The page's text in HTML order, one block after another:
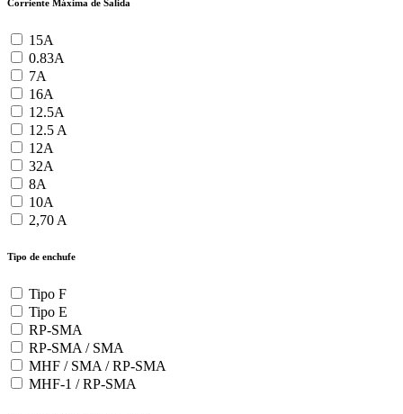
Corriente Máxima de Salida
15A
0.83A
7A
16A
12.5A
12.5 A
12A
32A
8A
10A
2,70 A
Tipo de enchufe
Tipo F
Tipo E
RP-SMA
RP-SMA / SMA
MHF / SMA / RP-SMA
MHF-1 / RP-SMA